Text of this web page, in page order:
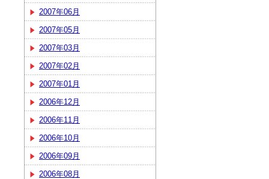
2007年06月
2007年05月
2007年03月
2007年02月
2007年01月
2006年12月
2006年11月
2006年10月
2006年09月
2006年08月